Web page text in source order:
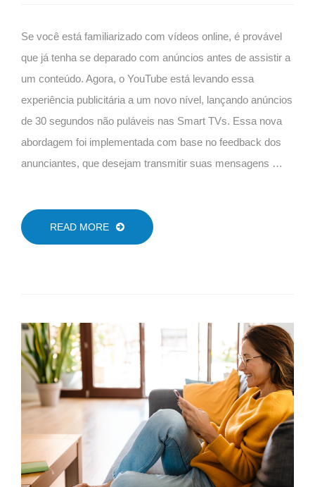
Se você está familiarizado com vídeos online, é provável
que já tenha se deparado com anúncios antes de assistir a
um conteúdo. Agora, o YouTube está levando essa
experiência publicitária a um novo nível, lançando anúncios
de 30 segundos não puláveis nas Smart TVs. Essa nova
abordagem foi implementada com base no feedback dos
anunciantes, que desejam transmitir suas mensagens …
READ MORE